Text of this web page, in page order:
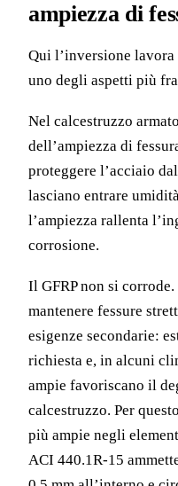
ampiezza di
Qui l’inversione
uno degli aspetti più
Nel calcestruzzo
dell’ampiezza di
proteggere l’acciaio
lasciano entrare
l’ampiezza rallenta
corrosione.
Il GFRP non si
mantenere fessure
esigenze secondarie:
richiesta e, in alcuni
ampie favoriscano il
calcestruzzo. Per
più ampie negli
ACI 440.1R-15